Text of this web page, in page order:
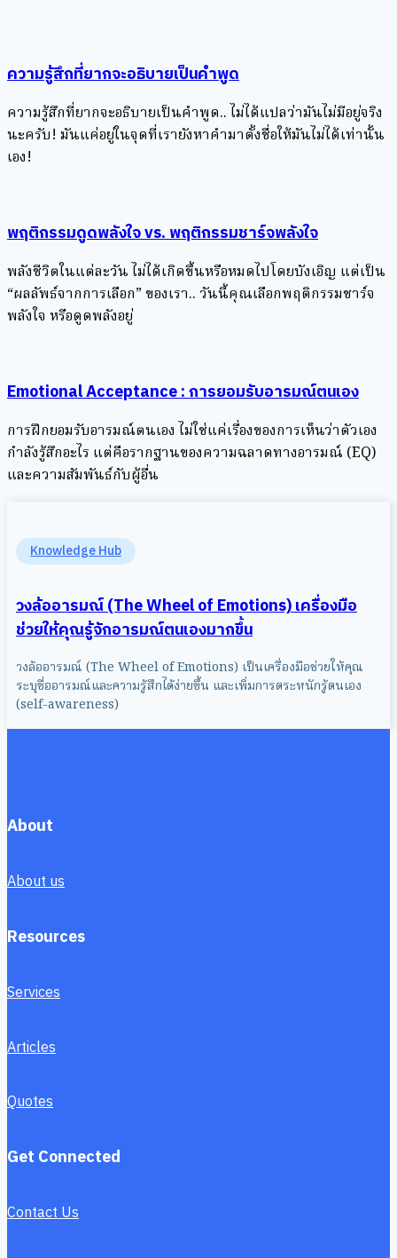
ความรู้สึกที่ยากจะอธิบายเป็นคำพูด
ความรู้สึกที่ยากจะอธิบายเป็นคำพูด.. ไม่ได้แปลว่ามันไม่มีอยู่จริง
นะครับ! มันแค่อยู่ในจุดที่เรายังหาคำมาตั้งชื่อให้มันไม่ได้เท่านั้น
เอง!
พฤติกรรมดูดพลังใจ vs. พฤติกรรมชาร์จพลังใจ
พลังชีวิตในแต่ละวัน ไม่ได้เกิดขึ้นหรือหมดไปโดยบังเอิญ แต่เป็น
“ผลลัพธ์จากการเลือก” ของเรา.. วันนี้คุณเลือกพฤติกรรมชาร์จ
พลังใจ หรือดูดพลังอยู่
Emotional Acceptance : การยอมรับอารมณ์ตนเอง
การฝึกยอมรับอารมณ์ตนเอง ไม่ใช่แค่เรื่องของการเห็นว่าตัวเอง
กำลังรู้สึกอะไร แต่คือรากฐานของความฉลาดทางอารมณ์ (EQ)
และความสัมพันธ์กับผู้อื่น
Knowledge Hub
วงล้ออารมณ์ (The Wheel of Emotions) เครื่องมือ
ช่วยให้คุณรู้จักอารมณ์ตนเองมากขึ้น
วงล้ออารมณ์ (The Wheel of Emotions) เป็นเครื่องมือช่วยให้คุณ
ระบุชื่ออารมณ์และความรู้สึกได้ง่ายขึ้น และเพิ่มการตระหนักรู้ตนเอง
(self-awareness)
About
About us
Resources
Services
Articles
Quotes
Get Connected
Contact Us